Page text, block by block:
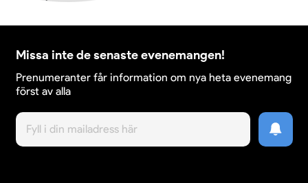
Missa inte de senaste evenemangen!
Prenumeranter får information om nya heta evenemang
först av alla